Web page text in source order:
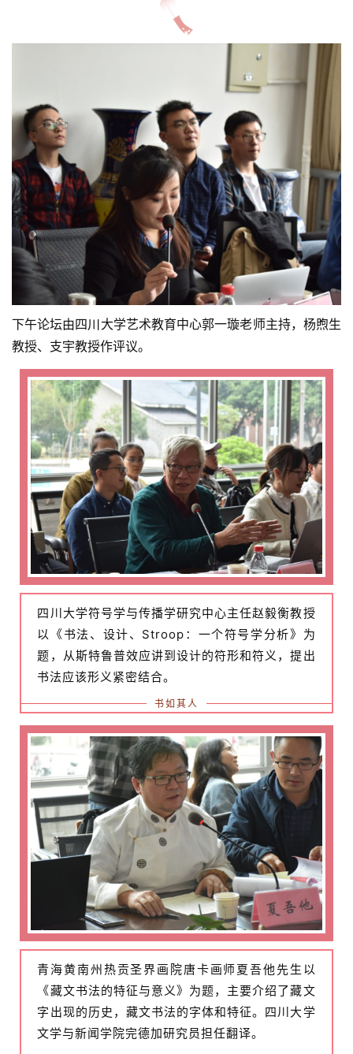
下午论坛由四川大学艺术教育中心郭一璇老师主持，杨煦生
教授、支宇教授作评议。
四川大学符号学与传播学研究中心主任赵毅衡教授
以《书法、设计、Stroop：一个符号学分析》为
题，从斯特鲁普效应讲到设计的符形和符义，提出
书法应该形义紧密结合。
书如其人
青海黄南州热贡圣界画院唐卡画师夏吾他先生以
《藏文书法的特征与意义》为题，主要介绍了藏文
字出现的历史，藏文书法的字体和特征。四川大学
文学与新闻学院完德加研究员担任翻译。